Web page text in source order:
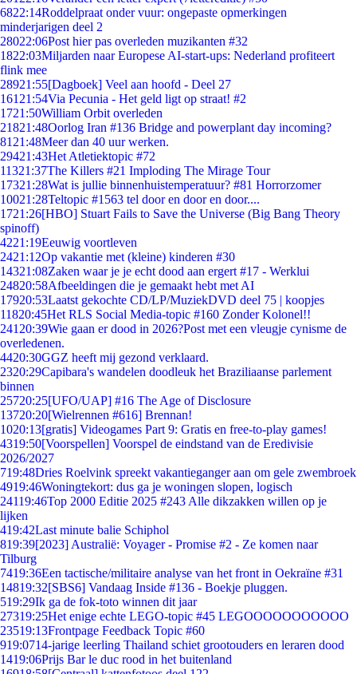
6822:14Roddelpraat onder vuur: ongepaste opmerkingen
minderjarigen deel 2
28022:06Post hier pas overleden muzikanten #32
1822:03Miljarden naar Europese AI-start-ups: Nederland profiteert
flink mee
28921:55[Dagboek] Veel aan hoofd - Deel 27
161 21:54Via Pecunia - Het geld ligt op straat! #2
1721:50William Orbit overleden
21821:48Oorlog Iran #136 Bridge and powerplant day incoming?
81 21:48Meer dan 40 uur werken.
29421:43Het Atletiektopic #72
11321:37The Killers #21 Imploding The Mirage Tour
17321:28Wat is jullie binnenhuistemperatuur? #81 Horrorzomer
10021:28Teltopic #1563 tel door en door en door....
1721:26[HBO] Stuart Fails to Save the Universe (Big Bang Theory
spinoff)
4221:19Eeuwig voortleven
2421:12Op vakantie met (kleine) kinderen #30
14321:08Zaken waar je je echt dood aan ergert #17 - Werklui
24820:58Afbeeldingen die je gemaakt hebt met AI
17920:53Laatst gekochte CD/LP/MuziekDVD deel 75 | koopjes
11820:45Het RLS Social Media-topic #160 Zonder Kolonel!!
241 20:39Wie gaan er dood in 2026?Post met een vleugje cynisme de
overledenen.
4420:30GGZ heeft mij gezond verklaard.
2320:29Capibara's wandelen doodleuk het Braziliaanse parlement
binnen
25720:25[UFO/UAP] #16 The Age of Disclosure
13720:20[Wielrennen #616] Brennan!
1020:13[gratis] Videogames Part 9: Gratis en free-to-play games!
4319:50[Voorspellen] Voorspel de eindstand van de Eredivisie
2026/2027
719:48Dries Roelvink spreekt vakantieganger aan om gele zwembroek
4919:46Woningtekort: dus ga je woningen slopen, logisch
24119:46Top 2000 Editie 2025 #243 Alle dikzakken willen op je
lijken
419:42Last minute balie Schiphol
819:39[2023] Australië: Voyager - Promise #2 - Ze komen naar
Tilburg
7419:36Een tactische/militaire analyse van het front in Oekraïne #31
14819:32[SBS6] Vandaag Inside #136 - Boekje pluggen.
519:29Ik ga de fok-toto winnen dit jaar
27319:25Het enige echte LEGO-topic #45 LEGOOOOOOOOOOO
23519:13Frontpage Feedback Topic #60
919:0714-jarige leerling Thailand schiet grootouders en leraren dood
1419:06Prijs Bar le duc rood in het buitenland